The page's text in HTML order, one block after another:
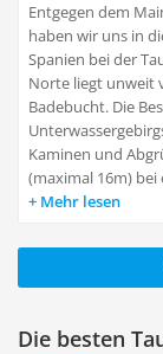
Entgegen dem
haben wir uns in
Spanien bei der
Norte liegt unweit
Badebucht. Die
Kaminen und
(maximal 16m) bei
Mehr lesen
Die besten